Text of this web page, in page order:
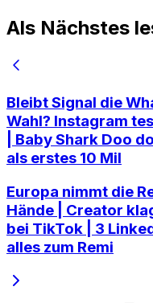
Als Nächstes
Bleibt Signal die
Wahl? Instagram
| Baby Shark Doo
als erstes 10 Mil
Europa nimmt die
Hände | Creator
bei TikTok | 3
alles zum Remi